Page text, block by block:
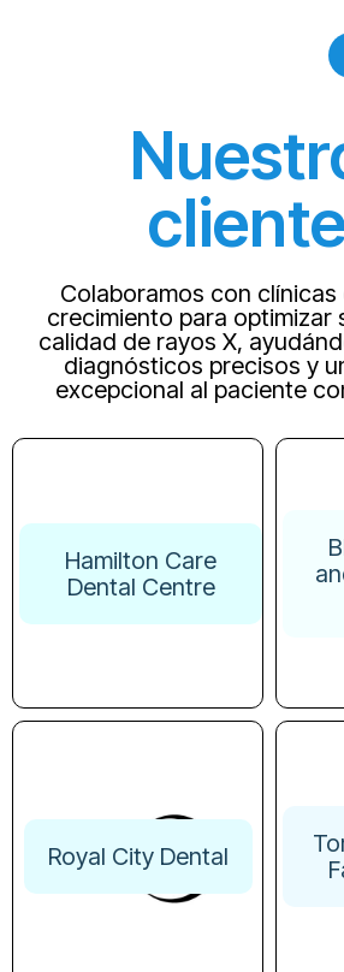
Colaboramos con clínicas
crecimiento para optimizar
calidad de rayos X,
diagnósticos precisos y
excepcional al paciente
Hamilton Care
Dental Centre
Royal City Dental